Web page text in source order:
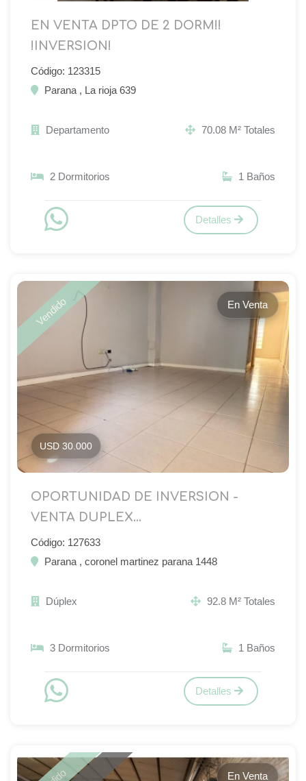
EN VENTA DPTO DE 2 DORM!!
!INVERSION!
Código: 123315
Parana , La rioja 639
Departamento 70.08 M² Totales
2 Dormitorios 1 Baños
Detalles
Vendido En Venta
USD 30.000
OPORTUNIDAD DE INVERSION -
VENTA DUPLEX...
Código: 127633
Parana , coronel martinez parana 1448
Dúplex 92.8 M² Totales
3 Dormitorios 1 Baños
Detalles
En Venta